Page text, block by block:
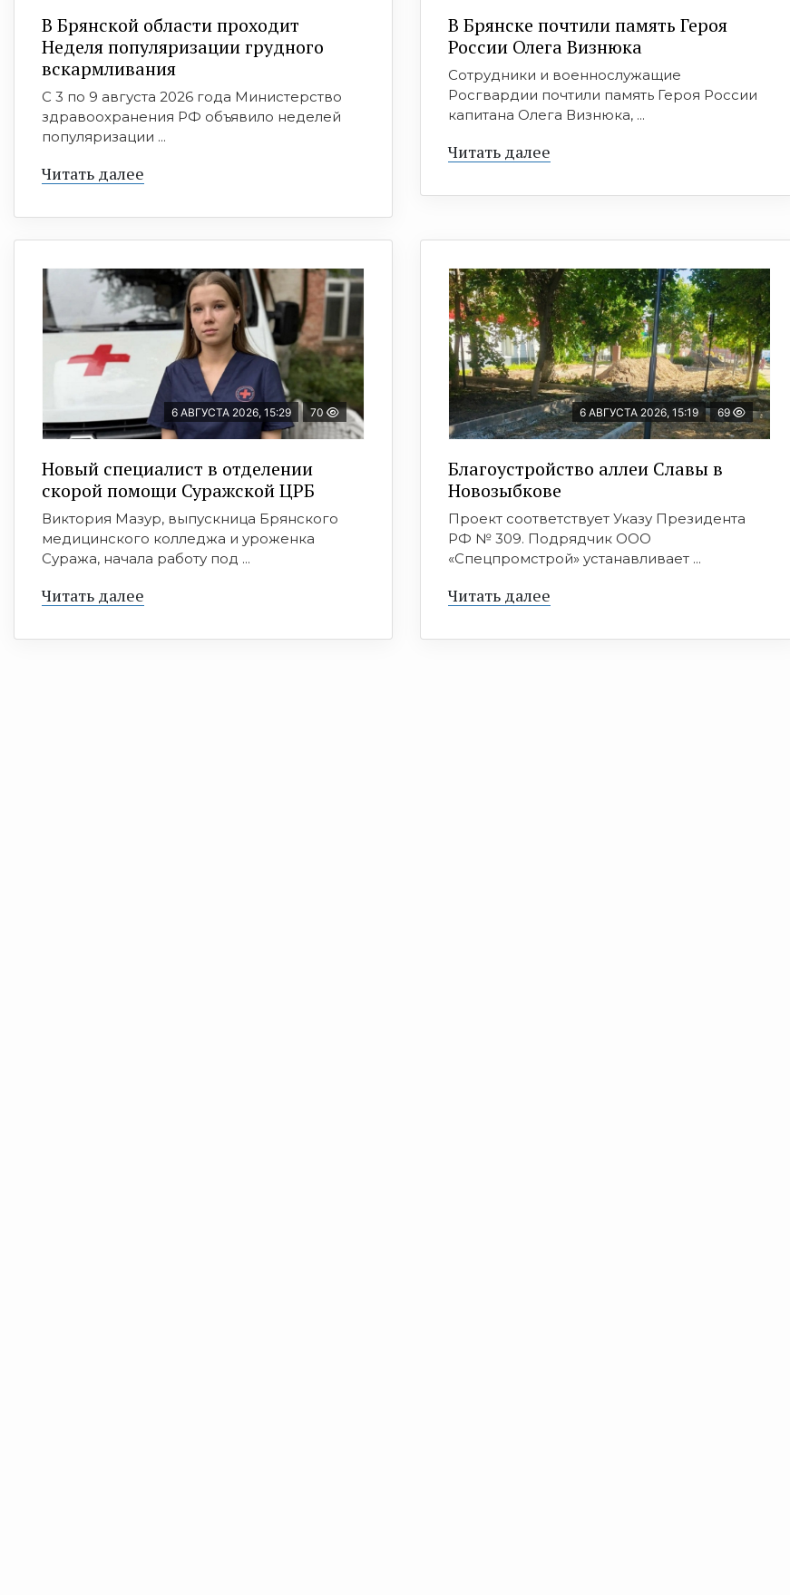
В Брянской области проходит
Неделя популяризации грудного
вскармливания
С 3 по 9 августа 2026 года Министерство
здравоохранения РФ объявило неделей
популяризации ...
Читать далее
В Брянске почтили память Героя
России Олега Визнюка
Сотрудники и военнослужащие
Росгвардии почтили память Героя России
капитана Олега Визнюка, ...
Читать далее
6 АВГУСТА 2026, 15:29 70
Новый специалист в отделении
скорой помощи Суражской ЦРБ
Виктория Мазур, выпускница Брянского
медицинского колледжа и уроженка
Суража, начала работу под ...
Читать далее
6 АВГУСТА 2026, 15:19 69
Благоустройство аллеи Славы в
Новозыбкове
Проект соответствует Указу Президента
РФ № 309. Подрядчик ООО
«Спецпромстрой» устанавливает ...
Читать далее